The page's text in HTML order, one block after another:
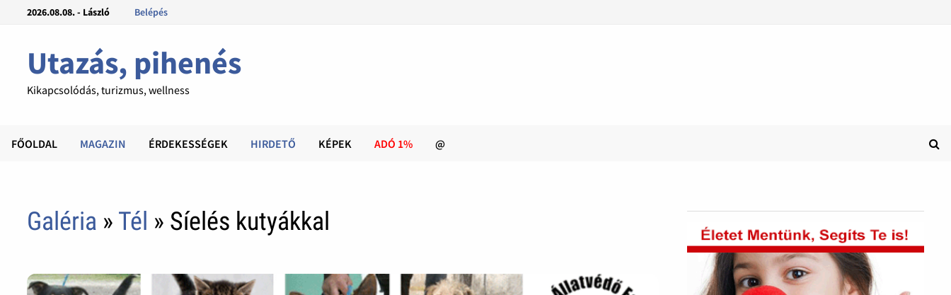
2026.08.08. - László Belépés
Utazás, pihenés
Kikapcsolódás, turizmus, wellness
FŐOLDAL MAGAZIN ÉRDEKESSÉGEK HIRDETŐ KÉPEK ADÓ 1% @
Galéria » Tél » Síelés kutyákkal